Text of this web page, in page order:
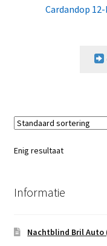
Cardandop
Enig resultaat
Informatie
Nachtblind Bril Auto